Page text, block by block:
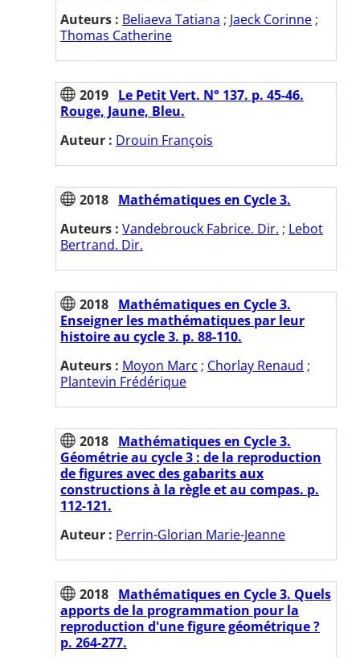
Auteurs : Beliaeva Tatiana ; Jaeck Corinne ;
Thomas Catherine
2019 Le Petit Vert. N° 137. p. 45-46.
Rouge, Jaune, Bleu.
Auteur : Drouin François
2018 Mathématiques en Cycle 3.
Auteurs : Vandebrouck Fabrice. Dir. ; Lebot
Bertrand. Dir.
2018 Mathématiques en Cycle 3.
Enseigner les mathématiques par leur
histoire au cycle 3. p. 88-110.
Auteurs : Moyon Marc ; Chorlay Renaud ;
Plantevin Frédérique
2018 Mathématiques en Cycle 3.
Géométrie au cycle 3 : de la reproduction
de figures avec des gabarits aux
constructions à la règle et au compas. p.
112-121.
Auteur : Perrin-Glorian Marie-Jeanne
2018 Mathématiques en Cycle 3. Quels
apports de la programmation pour la
reproduction d'une figure géométrique ?
p. 264-277.